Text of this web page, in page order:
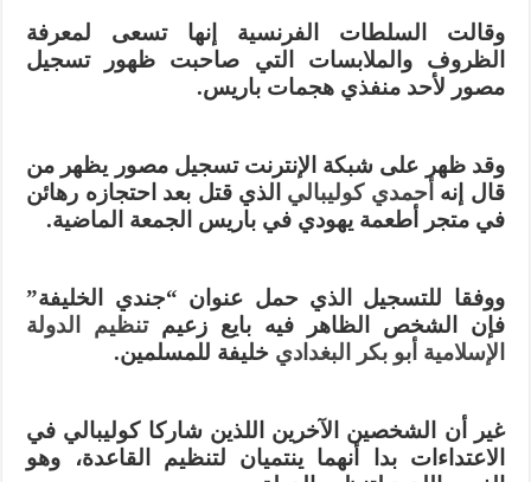
وقالت السلطات الفرنسية إنها تسعى لمعرفة
الظروف والملابسات التي صاحبت ظهور تسجيل
مصور لأحد منفذي هجمات باريس.
وقد ظهر على شبكة الإنترنت تسجيل مصور يظهر من
قال إنه أحمدي كوليباليالذي قتل بعد احتجازه رهائن
في متجر أطعمة يهودي في باريس الجمعة الماضية.
ووفقا للتسجيل الذي حمل عنوان “جندي الخليفة”
فإن الشخص الظاهر فيه بايع زعيم تنظيم الدولة
الإسلامية أبو بكر البغداديخليفة للمسلمين.
غير أن الشخصين الآخرين اللذين شاركا كوليبالي في
الاعتداءات بدا أنهما ينتميان لتنظيم القاعدة، وهو